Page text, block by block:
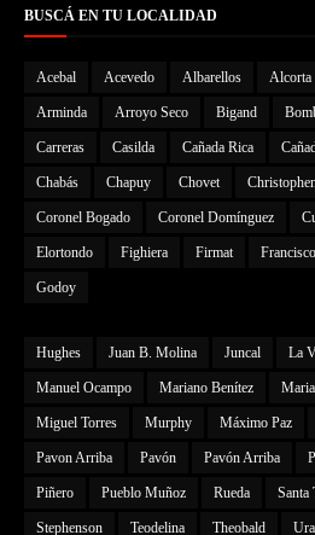
BUSCÁ EN TU LOCALIDAD
Acebal Acevedo Albarellos Alcorta
Arminda Arroyo Seco Bigand
Carreras Casilda Cañada Rica
Chabás Chapuy Chovet
Coronel Bogado Coronel Domínguez
Elortondo Fighiera Firmat
Godoy
Hughes Juan B. Molina Juncal La
Manuel Ocampo Mariano Benítez
Miguel Torres Murphy Máximo Paz
Pavon Arriba Pavón Pavón Arriba
Piñero Pueblo Muñoz Rueda Santa
Stephenson Teodelina Theobald